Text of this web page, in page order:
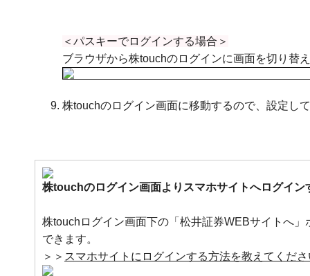
＜パスキーでログインする場合＞
ブラウザから株touchのログインに画面を切り替
株touchのログイン画面に移動するので、設定し
株touchのログイン画面よりスマホサイトへログイン
株touchログイン画面下の「松井証券WEBサイトへ
できます。
＞＞ スマホサイトにログインする方法を教えてくだ